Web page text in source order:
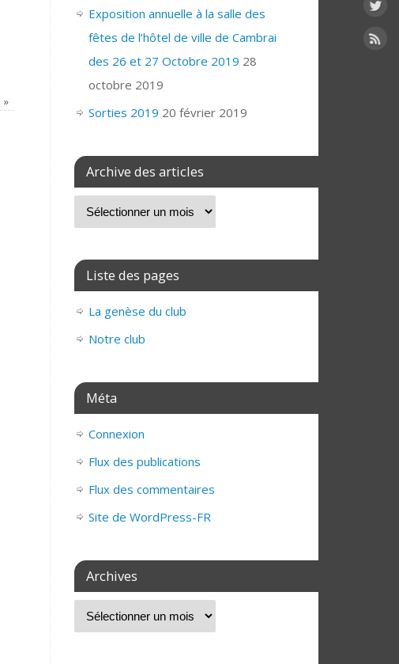
»
Exposition annuelle à la salle des
fêtes de l’hôtel de ville de Cambrai
des 26 et 27 Octobre 2019 28
octobre 2019
Sorties 2019 20 février 2019
Archive des articles
Liste des pages
La genèse du club
Notre club
Méta
Connexion
Flux des publications
Flux des commentaires
Site de WordPress-FR
Archives